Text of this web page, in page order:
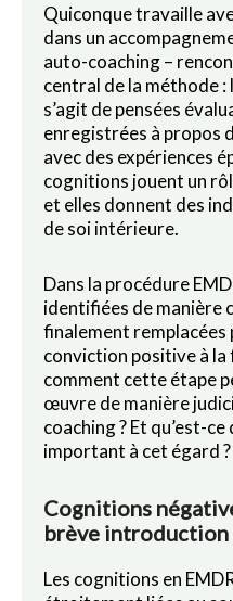
Quiconque travaille
dans un
auto-coaching –
central de la méthode
s’agit de pensées
enregistrées à propos
avec des expériences
cognitions jouent un
et elles donnent des
de soi intérieure.
Dans la procédure
identifiées de manière
finalement remplacées
conviction positive à la
comment cette étape
œuvre de manière
coaching ? Et qu’est-
important à cet égard ?
Cognitions
brève introduction
Les cognitions en